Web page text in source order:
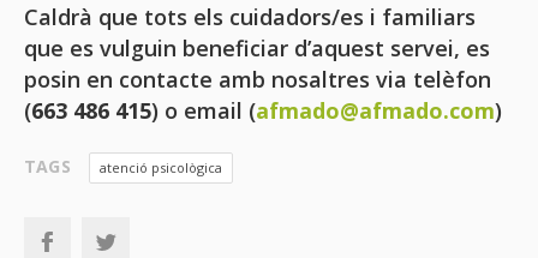
Caldrà que tots els cuidadors/es i familiars
que es vulguin beneficiar d’aquest servei, es
posin en contacte amb nosaltres via telèfon
(663 486 415) o email (afmado@afmado.com)
TAGS atenció psicològica